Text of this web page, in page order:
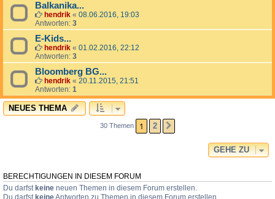
Balkanika...
hendrik « 08.06.2016, 19:03
Antworten: 3
E-Kids...
hendrik « 01.02.2016, 22:12
Antworten: 3
Bloomberg BG...
hendrik « 20.11.2015, 21:51
Antworten: 1
NEUES THEMA
30 Themen 1 2
GEHE ZU
BERECHTIGUNGEN IN DIESEM FORUM
Du darfst keine neuen Themen in diesem Forum erstellen.